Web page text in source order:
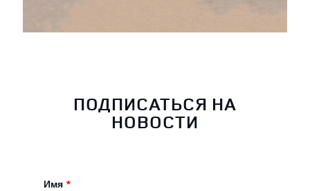
ПОДПИСАТЬСЯ НА
НОВОСТИ
Имя *